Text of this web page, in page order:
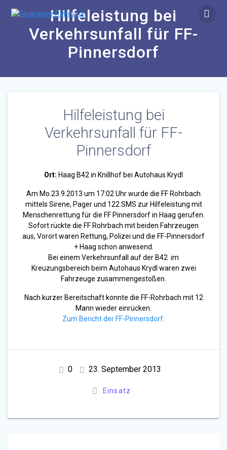
Inhalt
springen
Hilfeleistung bei
Verkehrsunfall für FF-
Pinnersdorf
Hilfeleistung bei
Verkehrsunfall für FF-
Pinnersdorf
Ort: Haag B42 in Knillhof bei Autohaus Krydl
Am Mo.23.9.2013 um 17:02 Uhr wurde die FF Rohrbach
mittels Sirene, Pager und 122.SMS zur Hilfeleistung mit
Menschenrettung für die FF Pinnersdorf in Haag gerufen.
Sofort rückte die FF Rohrbach mit beiden Fahrzeugen
aus, Vorort waren Rettung, Polizei und die FF-Pinnersdorf
+ Haag schon anwesend.
Bei einem Verkehrsunfall auf der B42 im
Kreuzungsbereich beim Autohaus Krydl waren zwei
Fahrzeuge zusammengestoßen.
Nach kurzer Bereitschaft konnte die FF-Rohrbach mit 12
Mann wieder einrücken.
Zum Bericht der FF-Pinnersdorf:
0 23. September 2013
Einsatz